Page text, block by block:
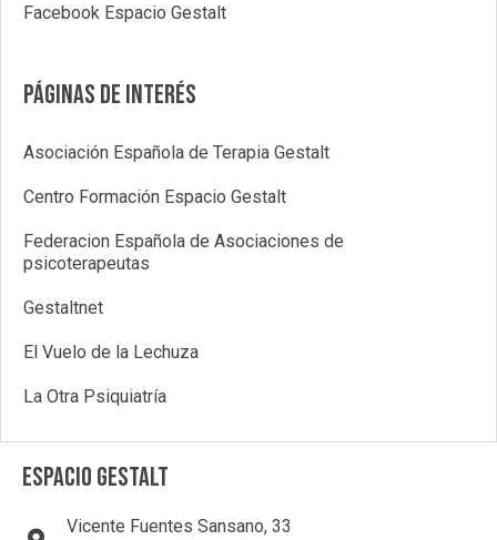
Facebook Espacio Gestalt
Páginas de interés
Asociación Española de Terapia Gestalt
Centro Formación Espacio Gestalt
Federacion Española de Asociaciones de
psicoterapeutas
Gestaltnet
El Vuelo de la Lechuza
La Otra Psiquiatría
ESPACIO GESTALT
Vicente Fuentes Sansano, 33